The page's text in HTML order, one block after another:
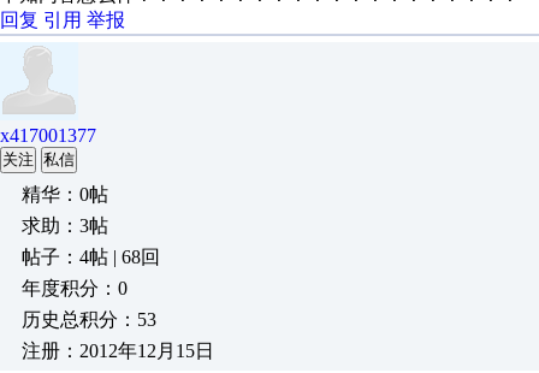
回复 引用 举报
x417001377
关注 私信
精华：0帖
求助：3帖
帖子：4帖 | 68回
年度积分：0
历史总积分：53
注册：2012年12月15日